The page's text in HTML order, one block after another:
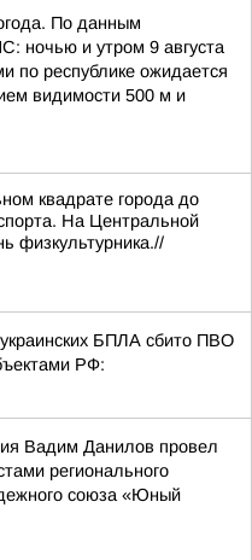
По данным
ночью и утром 9 августа
по республике ожидается
видимости 500 м и
квадрате города до
На Центральной
физкультурника.//
БПЛА сбито ПВО
РФ:
Вадим Данилов провел
регионального
союза «Юный